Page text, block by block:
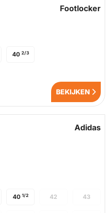
Footlocker
40 2/3
BEKIJKEN
Adidas
40 1/2 42 43